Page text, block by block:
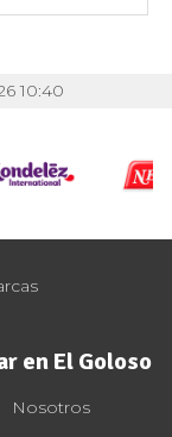
10:40
en El Goloso
Nosotros